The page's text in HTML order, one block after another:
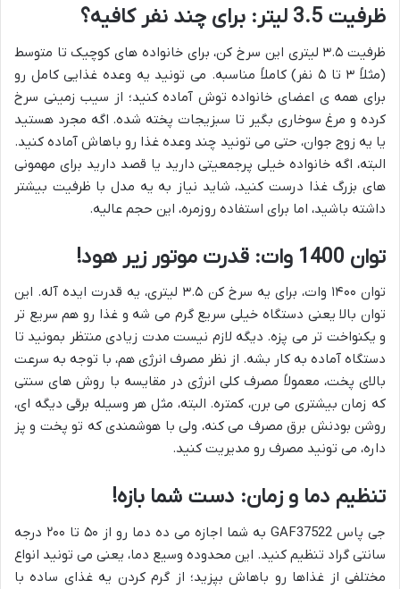
ظرفیت 3.5 لیتر: برای چند نفر کافیه؟
ظرفیت ۳.۵ لیتری این سرخ کن، برای خانواده های کوچیک تا متوسط
(مثلاً ۳ تا ۵ نفر) کاملاً مناسبه. می تونید یه وعده غذایی کامل رو
برای همه ی اعضای خانواده توش آماده کنید؛ از سیب زمینی سرخ
کرده و مرغ سوخاری بگیر تا سبزیجات پخته شده. اگه مجرد هستید
یا یه زوج جوان، حتی می تونید چند وعده غذا رو باهاش آماده کنید.
البته، اگه خانواده خیلی پرجمعیتی دارید یا قصد دارید برای مهمونی
های بزرگ غذا درست کنید، شاید نیاز به یه مدل با ظرفیت بیشتر
داشته باشید، اما برای استفاده روزمره، این حجم عالیه.
توان 1400 وات: قدرت موتور زیر هود!
توان ۱۴۰۰ وات، برای یه سرخ کن ۳.۵ لیتری، یه قدرت ایده آله. این
توان بالا یعنی دستگاه خیلی سریع گرم می شه و غذا رو هم سریع تر
و یکنواخت تر می پزه. دیگه لازم نیست مدت زیادی منتظر بمونید تا
دستگاه آماده به کار بشه. از نظر مصرف انرژی هم، با توجه به سرعت
بالای پخت، معمولاً مصرف کلی انرژی در مقایسه با روش های سنتی
که زمان بیشتری می برن، کمتره. البته، مثل هر وسیله برقی دیگه ای،
روشن بودنش برق مصرف می کنه، ولی با هوشمندی که تو پخت و پز
داره، می تونید مصرف رو مدیریت کنید.
تنظیم دما و زمان: دست شما بازه!
جی پاس GAF37522 به شما اجازه می ده دما رو از ۵۰ تا ۲۰۰ درجه
سانتی گراد تنظیم کنید. این محدوده وسیع دما، یعنی می تونید انواع
مختلفی از غذاها رو باهاش بپزید؛ از گرم کردن یه غذای ساده با